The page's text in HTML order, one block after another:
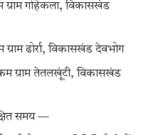
ग्राम गोहेकला, विकासखंड
ग्राम ढोर्रा, विकासखंड देवभोग
ग्राम तेतलखूंटी, विकासखंड
समय —